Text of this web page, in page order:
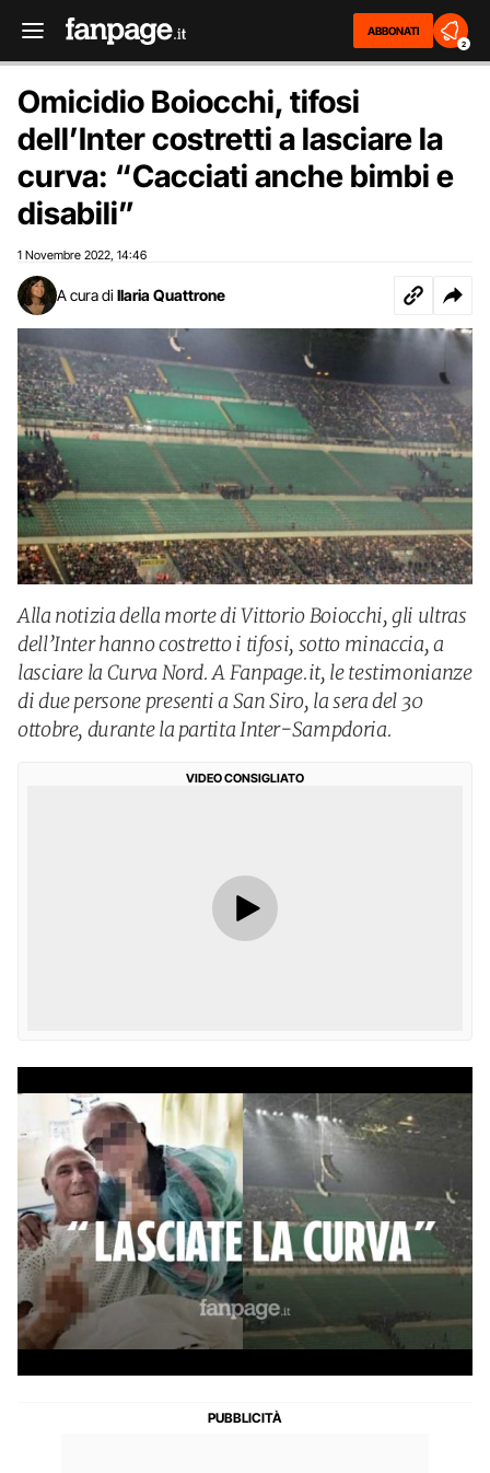
ABBONATI
2
Omicidio Boiocchi, tifosi
dell’Inter costretti a lasciare la
curva: “Cacciati anche bimbi e
disabili”
1 Novembre 2022 14:46
A cura di Ilaria Quattrone
Alla notizia della morte di Vittorio Boiocchi, gli ultras
dell’Inter hanno costretto i tifosi, sotto minaccia, a
lasciare la Curva Nord. A Fanpage.it, le testimonianze
di due persone presenti a San Siro, la sera del 30
ottobre, durante la partita Inter-Sampdoria.
VIDEO CONSIGLIATO